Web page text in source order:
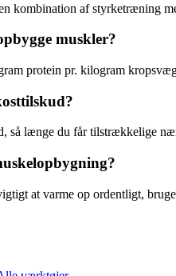
kombination af styrketræning
muskler?
protein pr. kilogram
så længe du får tilstrækkelige
at varme op ordentligt,